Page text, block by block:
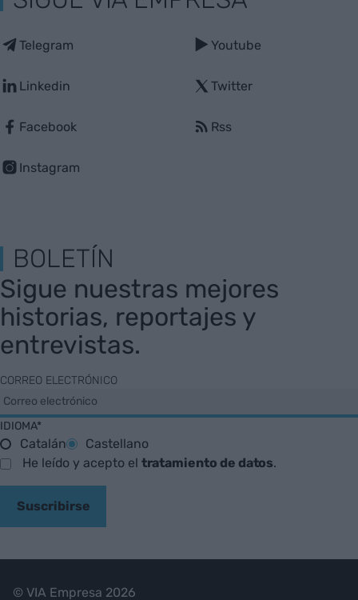
Telegram
Linkedin
Facebook
Instagram
Youtube
Twitter
Rss
BOLETÍN
Sigue nuestras mejores
historias, reportajes y
entrevistas.
CORREO ELECTRÓNICO
IDIOMA*
Catalán
Castellano
He leído y acepto el tratamiento de datos.
Suscribirse
© VIA Empresa 2026